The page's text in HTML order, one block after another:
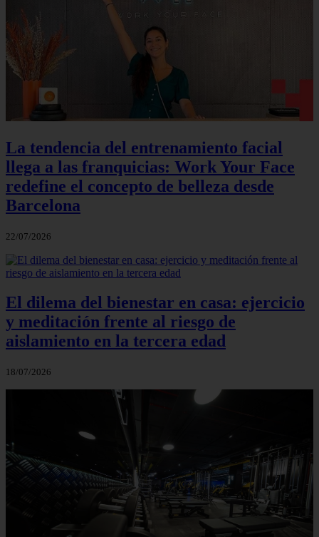
La tendencia del entrenamiento facial
llega a las franquicias: Work Your Face
redefine el concepto de belleza desde
Barcelona
22/07/2026
El dilema del bienestar en casa: ejercicio
y meditación frente al riesgo de
aislamiento en la tercera edad
18/07/2026